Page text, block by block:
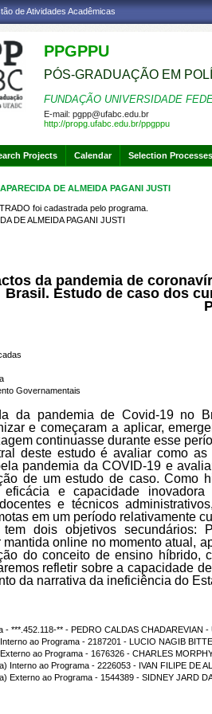
de Atividades Acadêmicas
PPGPPU
PÓS-GRADUAÇÃO EM
FUNDAÇÃO UNIVERSIDADE
E-mail: pgpp@ufabc.edu.br
http://propg.ufabc.edu.br/ppgppu
Projects Calendar Selection Processes
DE ALMEIDA PAGANI JUSTI
foi cadastrada pelo programa.
DE ALMEIDA PAGANI JUSTI
da pandemia de
Brasil. Estudo de caso dos
Governamentais
da pandemia de Covid-19 no
e começaram a aplicar,
continuasse durante esse
deste estudo é avaliar como
pandemia da COVID-19 e
de um estudo de caso. Como
e capacidade
e técnicos
em um período relativamente
tem dois objetivos secundários:
online no momento atual,
do conceito de ensino híbrido,
refletir sobre a capacidade
da narrativa da ineficiência do
- ***.452.118-** - PEDRO CALDAS CHADAREVIAN -
ao Programa - 2187201 - LUCIO NAGIB
ao Programa - 1676326 - CHARLES
Interno ao Programa - 2226053 - IVAN FILIPE DE
Externo ao Programa - 1544389 - SIDNEY JARD